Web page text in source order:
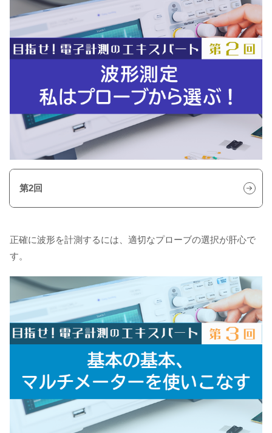
第2回
正確に波形を計測するには、適切なプローブの選択が肝心で
す。